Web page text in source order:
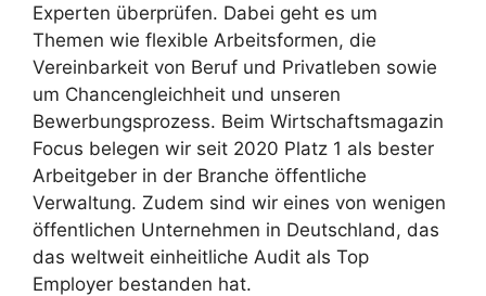
Experten überprüfen. Dabei geht es um
Themen wie flexible Arbeitsformen, die
Vereinbarkeit von Beruf und Privatleben sowie
um Chancengleichheit und unseren
Bewerbungsprozess. Beim Wirtschaftsmagazin
Focus belegen wir seit 2020 Platz 1 als bester
Arbeitgeber in der Branche öffentliche
Verwaltung. Zudem sind wir eines von wenigen
öffentlichen Unternehmen in Deutschland, das
das weltweit einheitliche Audit als Top
Employer bestanden hat.